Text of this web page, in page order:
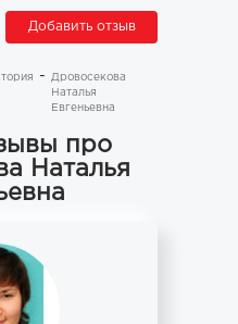
Добавить отзыв
Дровосекова
Наталья
Евгеньевна
про
Наталья